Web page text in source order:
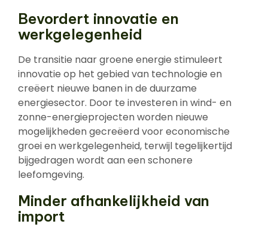
Bevordert innovatie en
werkgelegenheid
De transitie naar groene energie stimuleert
innovatie op het gebied van technologie en
creëert nieuwe banen in de duurzame
energiesector. Door te investeren in wind- en
zonne-energieprojecten worden nieuwe
mogelijkheden gecreëerd voor economische
groei en werkgelegenheid, terwijl tegelijkertijd
bijgedragen wordt aan een schonere
leefomgeving.
Minder afhankelijkheid van
import